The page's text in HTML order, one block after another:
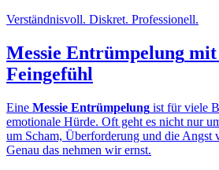
Verständnisvoll. Diskret. Professionell.
Messie Entrümpelung mit
Feingefühl
Eine Messie Entrümpelung ist für viele
emotionale Hürde. Oft geht es nicht nur
um Scham, Überforderung und die Angst
Genau das nehmen wir ernst.